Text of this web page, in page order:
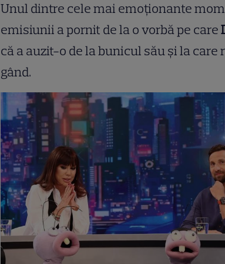
Unul dintre cele mai emoționante
emisiunii a pornit de la o vorbă pe care
că a auzit-o de la bunicul său și la care
gând.